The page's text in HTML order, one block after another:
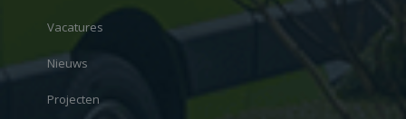
Vacatures
Nieuws
Projecten